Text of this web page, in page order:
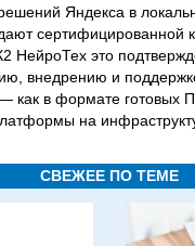
Яндекса в
сертифицированной
НейроТех это
внедрению и
как в формате готовых
на
СВЕЖЕЕ ПО ТЕМЕ